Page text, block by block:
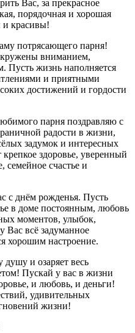
Вас, за прекрасное
порядочная и хорошая
и красивы!
потрясающего парня!
вниманием,
жизнь наполняется
и приятными
достижений и гордости
парня поздравляю с
радости в жизни,
задумок и интересных
здоровье, уверенный
семейное счастье и
с днём рожденья. Пусть
в доме постоянным, любовь
моментов, улыбок,
Вас всё задуманное
хорошим настроение.
душу и озаряет весь
Пускай у вас в жизни
и любовь, и деньги!
удивительных
жизни!